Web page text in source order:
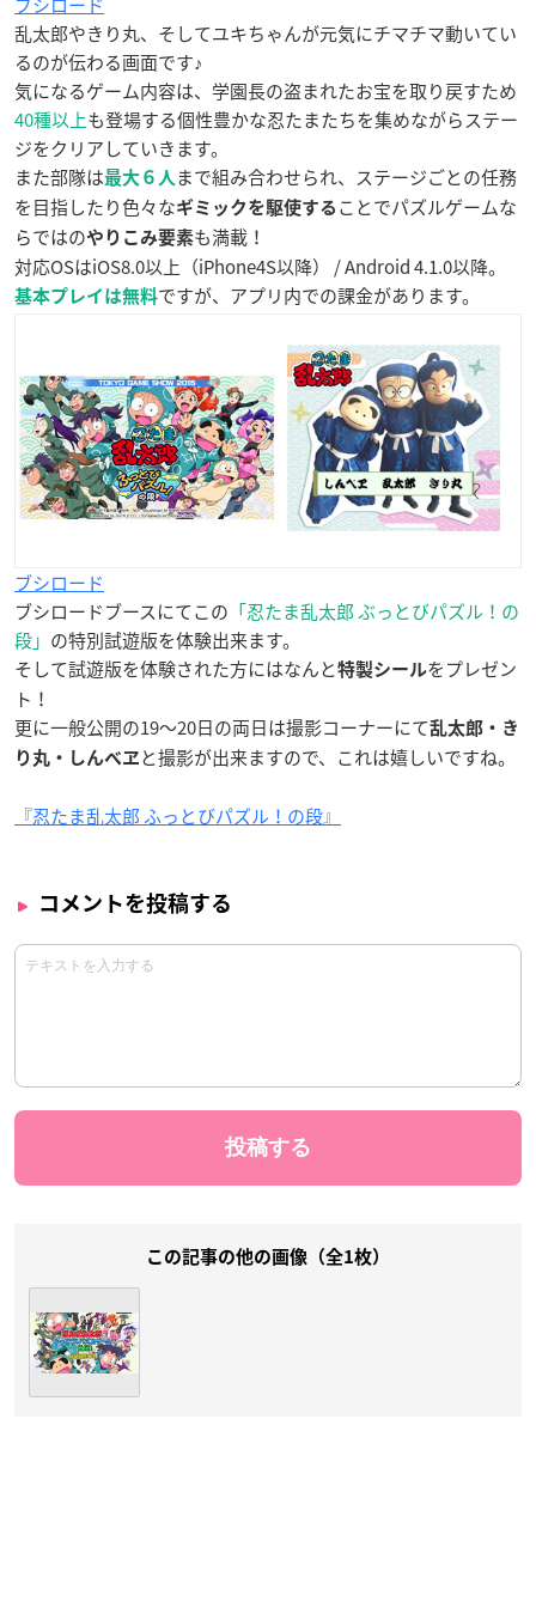
乱太郎やきり丸、そしてユキちゃんが元気にチマチマ動いてい
るのが伝わる画面です♪
気になるゲーム内容は、学園長の盗まれたお宝を取り戻すため
40種以上も登場する個性豊かな忍たまたちを集めながらステー
ジをクリアしていきます。
また部隊は最大６人 まで組み合わせられ、ステージごとの任務
を目指したり色々なギミックを駆使する ことでパズルゲームな
らではのやりこみ要素も満載！
対応OSはiOS8.0以上（iPhone4S以降） / Android 4.1.0以降。
基本プレイは無料ですが、アプリ内での課金があります。
ブシロード
ブシロードブースにてこの 「忍たま乱太郎 ぶっとびパズル！の
段」 の特別試遊版を体験出来ます。
そして試遊版を体験された方にはなんと特製シールをプレゼン
ト！
更に一般公開の19～20日の両日は撮影コーナーにて乱太郎・き
り丸・しんべヱ と撮影が出来ますので、これは嬉しいですね。
『忍たま乱太郎 ふっとびパズル！の段』
コメントを投稿する
この記事の他の画像（全1枚）